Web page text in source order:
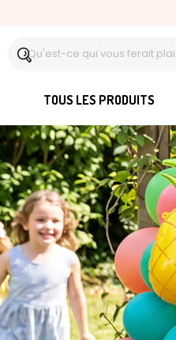
TOUS LES PRODUITS